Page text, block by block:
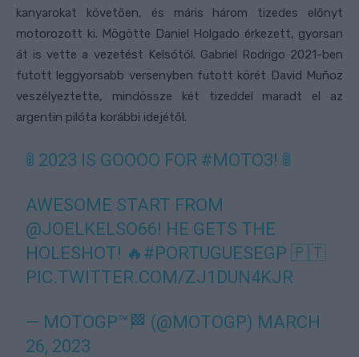
kanyarokat követően, és máris három tizedes előnyt
motorozott ki. Mögötte Daniel Holgado érkezett, gyorsan
át is vette a vezetést Kelsótól. Gabriel Rodrigo 2021-ben
futott leggyorsabb versenyben futott körét David Muñoz
veszélyeztette, mindössze két tizeddel maradt el az
argentin pilóta korábbi idejétől.
🚦 2023 IS GOOOO FOR #MOTO3! 🚦
AWESOME START FROM
@JOELKELSO66! HE GETS THE
HOLESHOT! 🔥 #PORTUGUESEGP 🇵🇹
PIC.TWITTER.COM/ZJ1DUN4KJR
— MOTOGP™🏁 (@MOTOGP) MARCH
26, 2023